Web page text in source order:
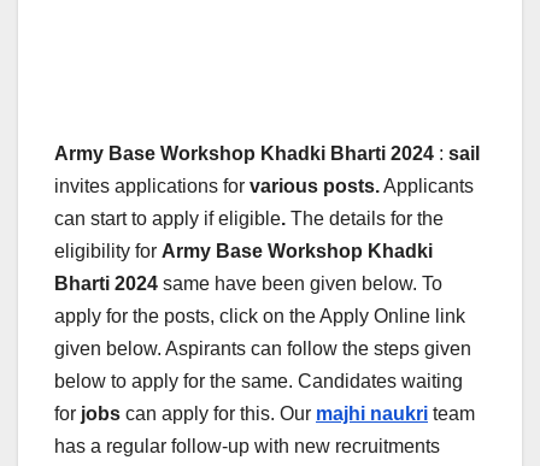
Army Base Workshop Khadki Bharti 2024 : sail
invites applications for various posts.Applicants
can start to apply if eligible. The details for the
eligibility for Army Base Workshop Khadki
Bharti 2024 same have been given below. To
apply for the posts, click on the Apply Online link
given below. Aspirants can follow the steps given
below to apply for the same. Candidates waiting
for jobs can apply for this. Our majhi naukri team
has a regular follow-up with new recruitments